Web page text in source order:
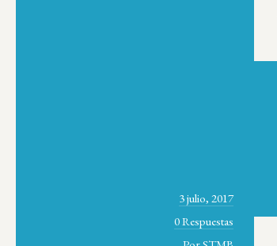
3 julio, 2017
0 Respuestas